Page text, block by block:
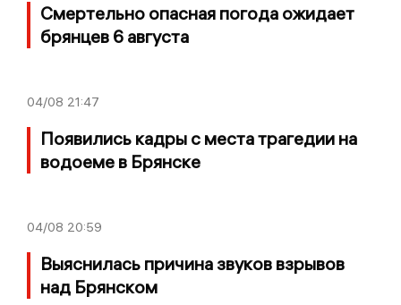
Смертельно опасная погода ожидает
брянцев 6 августа
04/08 21:47
Появились кадры с места трагедии на
водоеме в Брянске
04/08 20:59
Выяснилась причина звуков взрывов
над Брянском